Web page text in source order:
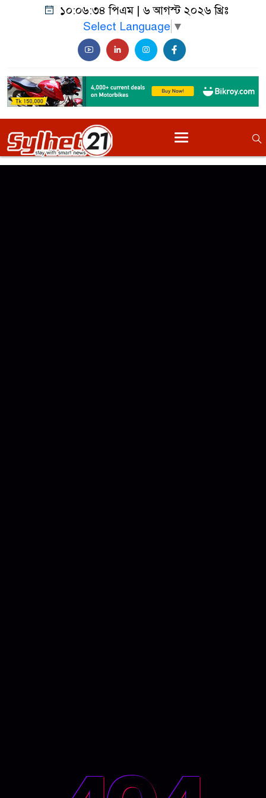
১০:০৬:৩৪ পিএম | ৬ আগস্ট ২০২৬ খ্রিঃ
Select Language ▼